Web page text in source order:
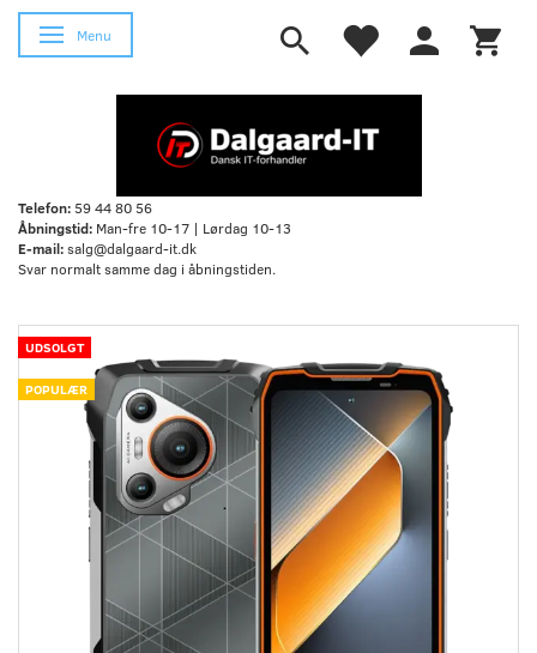
Skifte navigation
Menu
Telefon:59 44 80 56
Åbningstid: Man-fre 10-17 | Lørdag 10-13
E-mail:salg@dalgaard-it.dk
Svar normalt samme dag i åbningstiden.
UDSOLGT
POPULÆR